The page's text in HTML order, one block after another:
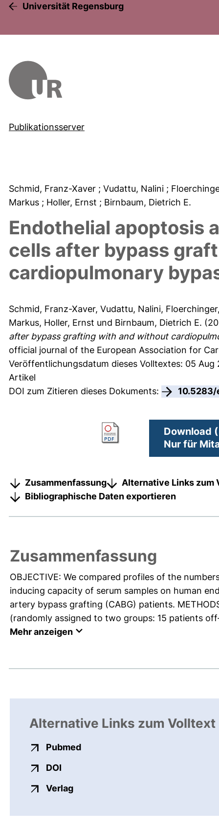
Universität Regensburg
Publikationsserver
Schmid, Franz-Xaver ; Vudattu, Nalini ;
Markus ; Holler, Ernst ; Birnbaum, Dietrich E.
Endothelial apoptosis
cells after bypass
cardiopulmonary
Schmid, Franz-Xaver, Vudattu, Nalini,
Markus, Holler, Ernst und Birnbaum, Dietrich E.
after bypass grafting with and without
official journal of the European Association for
Veröffentlichungsdatum dieses Volltextes: 05 Aug
Artikel
DOI zum Zitieren dieses Dokuments:
10.5283/
Download
Nur für
Zusammenfassung
Alternative Links zum
Bibliographische Daten exportieren
Zusammenfassung
OBJECTIVE: We compared profiles of the
inducing capacity of serum samples on human
artery bypass grafting (CABG) patients.
(randomly assigned to two groups: 15 patients
Mehr anzeigen
Alternative Links zum Volltext
Pubmedexterner Link, öffnet neues
DOI
Verlagexterner Link, öffnet neues